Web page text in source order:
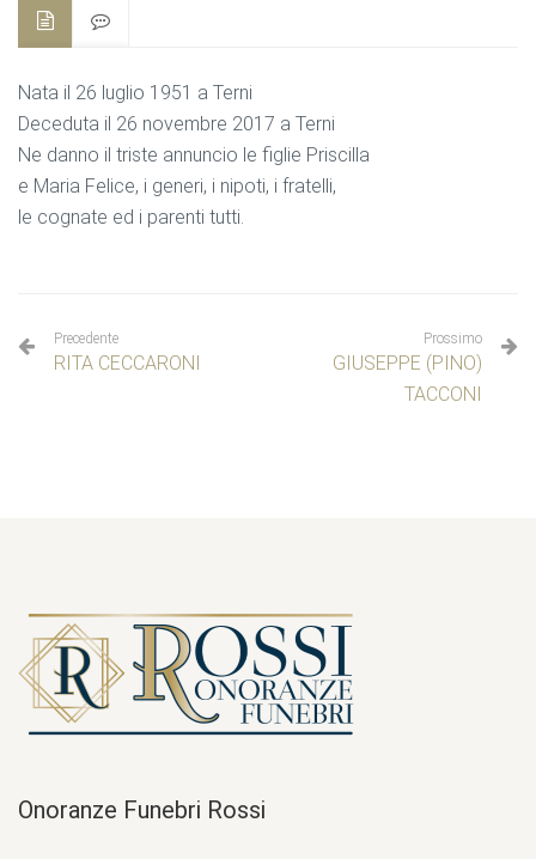
Nata il 26 luglio 1951 a Terni
Deceduta il 26 novembre 2017 a Terni
Ne danno il triste annuncio le figlie Priscilla
e Maria Felice, i generi, i nipoti, i fratelli,
le cognate ed i parenti tutti.
Precedente
RITA CECCARONI
Prossimo
GIUSEPPE (PINO)
TACCONI
Onoranze Funebri Rossi